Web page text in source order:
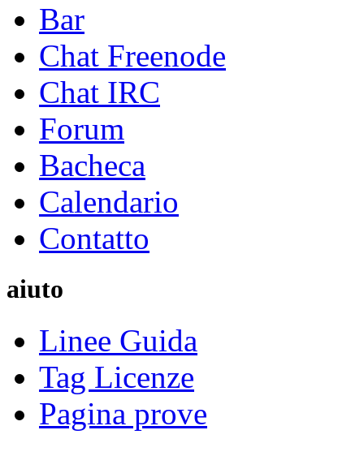
Bar
Chat Freenode
Chat IRC
Forum
Bacheca
Calendario
Contatto
aiuto
Linee Guida
Tag Licenze
Pagina prove